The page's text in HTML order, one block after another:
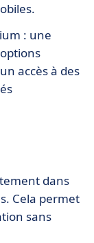
: une
accès à des
dans
Cela permet
sans